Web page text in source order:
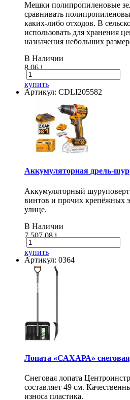
Мешки полипропиленовые
сравнивать
каких-либо отходов. В
использовать для хранения
назначения небольших
В Наличии
8.06i
купить
Артикул: CDLI205582
Аккумуляторная дрель-
Аккумуляторный шуруповерт
винтов и прочих крепёжных
улице.
В Наличии
7 507.08i
купить
Артикул: 0364
Лопата «САХАРА»
Снеговая лопата
составляет 49 см.
износа пластика.